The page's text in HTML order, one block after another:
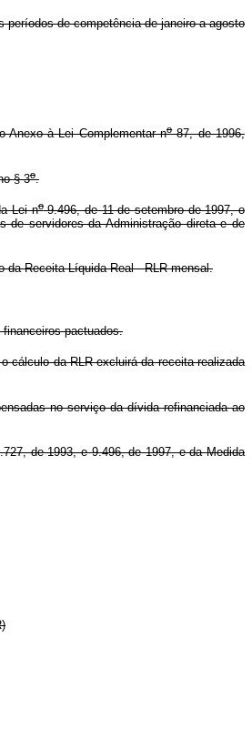
de competência de janeiro a agosto
Anexo à Lei Complementar no87, de 1996,
§ 3o.
Lei no9.496, de 11 de setembro de 1997, o
de servidores da Administração direta e de
Receita Líquida Real - RLR mensal.
pactuados.
cálculo da RLR excluirá da receita realizada
no serviço da dívida refinanciada ao
de 1993, e 9.496, de 1997, e da Medida